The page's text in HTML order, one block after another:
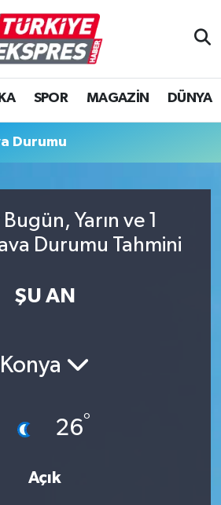
SPOR MAGAZİN DÜNYA
Durumu
Yarın ve 1
Durumu Tahmini
ŞU AN
Konya
26°
Açık
Eczaneler
Vakitleri
Durumu ve Fikstür